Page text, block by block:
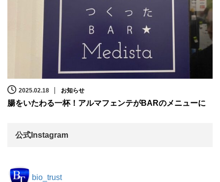
2025.02.18 お知らせ
腸をいたわる一杯！アルマフェンテがBARのメニューに
公式Instagram
bio_trust